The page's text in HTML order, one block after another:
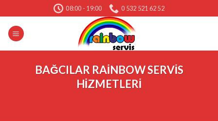
to
content
08:00 - 19:00 0 532 521 62 52
BAĞCILAR RAİNBOW SERVİS
HİZMETLERİ